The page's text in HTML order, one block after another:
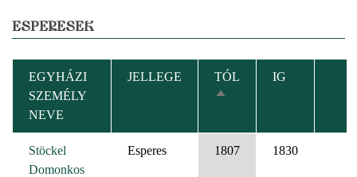
ESPERESEK
EGYHÁZI
SZEMÉLY
NEVE
JELLEGE
TÓL
CSÖKKENŐ
IG
Stöckel
Domonkos
Esperes 1807 1830